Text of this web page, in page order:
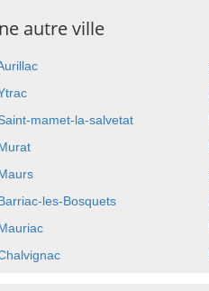
autre ville
mamet-la-salvetat
les-Bosquets